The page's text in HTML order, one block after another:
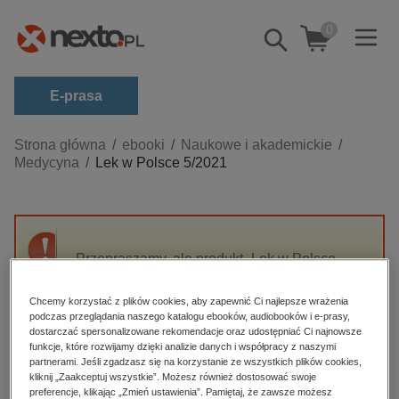
Pokaż/schowaj
wyszukiwarkę
0
E-prasa
Kategorie
Zobacz wszystkie E-prasa
budownictwo, aranżacja wnętrz
darmowe wydania
edukacja
hobby, sport, rozrywka
komputery, internet, technologie, informatyka
Strona główna ebooki
Naukowe i akademickie
Medycyna
Lek w Polsce 5/2021
Przepraszamy, ale produkt „Lek w Polsce
High-contrast mode
Polecane
Chcemy korzystać z plików cookies, aby zapewnić Ci najlepsze wrażenia
podczas przeglądania naszego katalogu ebooków, audiobooków i e-prasy,
dostarczać spersonalizowane rekomendacje oraz udostępniać Ci najnowsze
funkcje, które rozwijamy dzięki analizie danych i współpracy z naszymi
partnerami. Jeśli zgadzasz się na korzystanie ze wszystkich plików cookies,
kliknij „Zaakceptuj wszystkie”. Możesz również dostosować swoje
preferencje, klikając „Zmień ustawienia”. Pamiętaj, że zawsze możesz